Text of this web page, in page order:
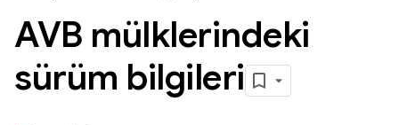
AVB mülklerindeki
sürüm bilgileri